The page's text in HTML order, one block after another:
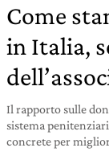
Come
in Italia,
Il rapporto sulle
sistema
concrete per